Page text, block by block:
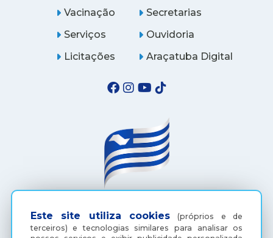
Este site utiliza cookies (próprios e de
terceiros) e tecnologias similares para analisar os
Vacinação
Serviços
Licitações
Secretarias
Ouvidoria
Araçatuba Digital
(18) 3607-6500